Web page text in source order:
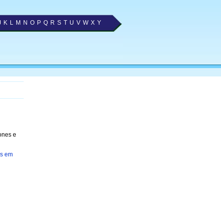
K L M N O P Q R S T U V W X Y
e
em